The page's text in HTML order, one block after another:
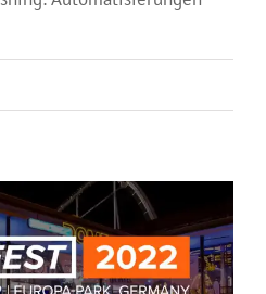
dem Cloudfest 2022